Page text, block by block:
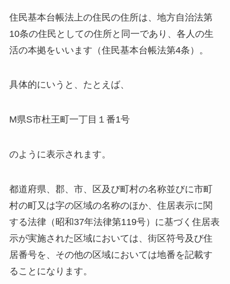
住民基本台帳法上の住民の住所は、地方自治法第
10条の住民としての住所と同一であり、各人の生
活の本拠をいいます（住民基本台帳法第4条）。
具体的にいうと、たとえば、
M県S市杜王町一丁目１番1号
のように表示されます。
都道府県、郡、市、区及び町村の名称並びに市町
村の町又は字の区域の名称のほか、住居表示に関
する法律（昭和37年法律第119号）に基づく住居表
示が実施された区域においては、街区符号及び住
居番号を、その他の区域においては地番を記載す
ることになります。